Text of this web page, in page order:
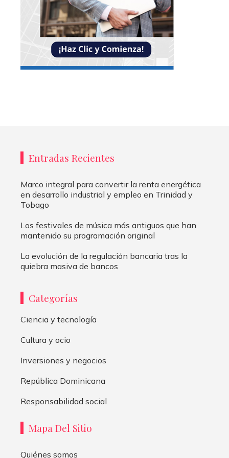
Entradas Recientes
Marco integral para convertir la renta energética
en desarrollo industrial y empleo en Trinidad y
Tobago
Los festivales de música más antiguos que han
mantenido su programación original
La evolución de la regulación bancaria tras la
quiebra masiva de bancos
Categorías
Ciencia y tecnología
Cultura y ocio
Inversiones y negocios
República Dominicana
Responsabilidad social
Mapa Del Sitio
Quiénes somos